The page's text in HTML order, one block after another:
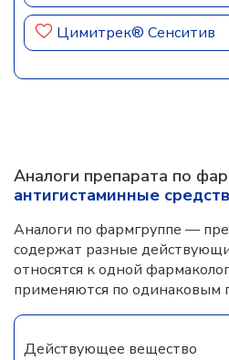
Цимитрек® Сенситив
Аналоги препарата по
антигистаминные
Аналоги по фармгруппе —
содержат разные
относятся к одной
применяются по одинаковым
Действующее вещество